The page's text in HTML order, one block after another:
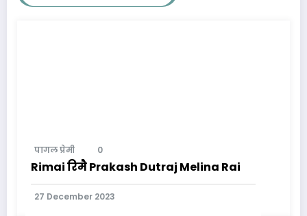
पागल प्रेमी 0
Rimai रिमै Prakash Dutraj Melina Rai
27 December 2023